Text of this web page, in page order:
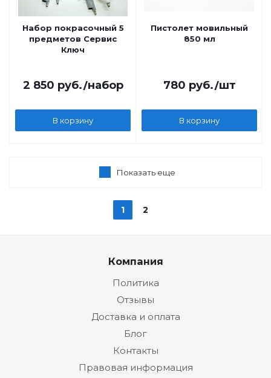
Набор покрасочный 5
предметов Сервис
Ключ
2 850 руб./набор
В корзину
Пистолет мовильный
850 мл
780 руб./шт
В корзину
Показать еще
1 2
Компания
Политика
Отзывы
Доставка и оплата
Блог
Контакты
Правовая информация